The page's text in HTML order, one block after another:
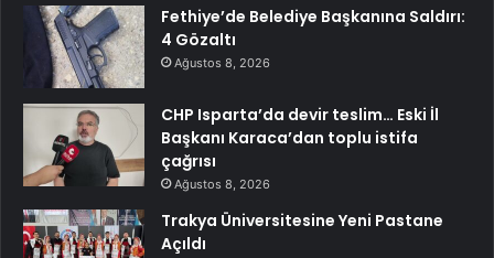
Fethiye’de Belediye Başkanına Saldırı:
4 Gözaltı
Ağustos 8, 2026
CHP Isparta’da devir teslim… Eski İl
Başkanı Karaca’dan toplu istifa
çağrısı
Ağustos 8, 2026
Trakya Üniversitesine Yeni Pastane
Açıldı